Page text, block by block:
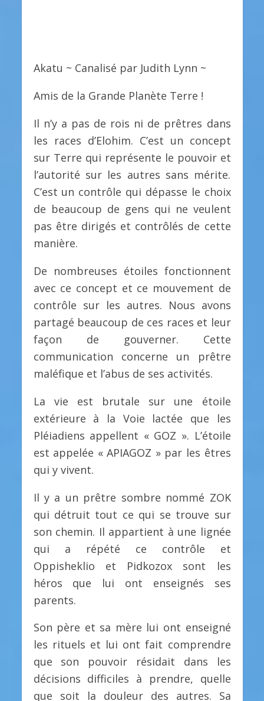
Akatu ~ Canalisé par Judith Lynn ~
Amis de la Grande Planète Terre !
Il n’y a pas de rois ni de prêtres dans
les races d’Elohim. C’est un concept
sur Terre qui représente le pouvoir et
l’autorité sur les autres sans mérite.
C’est un contrôle qui dépasse le choix
de beaucoup de gens qui ne veulent
pas être dirigés et contrôlés de cette
manière.
De nombreuses étoiles fonctionnent
avec ce concept et ce mouvement de
contrôle sur les autres. Nous avons
partagé beaucoup de ces races et leur
façon de gouverner. Cette
communication concerne un prêtre
maléfique et l’abus de ses activités.
La vie est brutale sur une étoile
extérieure à la Voie lactée que les
Pléiadiens appellent « GOZ ». L’étoile
est appelée « APIAGOZ » par les êtres
qui y vivent.
Il y a un prêtre sombre nommé ZOK
qui détruit tout ce qui se trouve sur
son chemin. Il appartient à une lignée
qui a répété ce contrôle et
Oppisheklio et Pidkozox sont les
héros que lui ont enseignés ses
parents.
Son père et sa mère lui ont enseigné
les rituels et lui ont fait comprendre
que son pouvoir résidait dans les
décisions difficiles à prendre, quelle
que soit la douleur des autres. Sa